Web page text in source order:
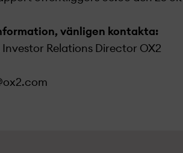
vänligen kontakta:
Relations Director OX2